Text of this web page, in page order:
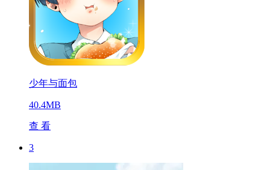
少年与面包
40.4MB
查 看
3